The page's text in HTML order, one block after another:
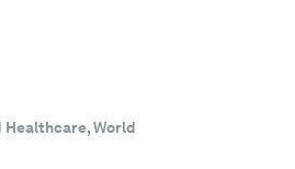
Healthcare, World